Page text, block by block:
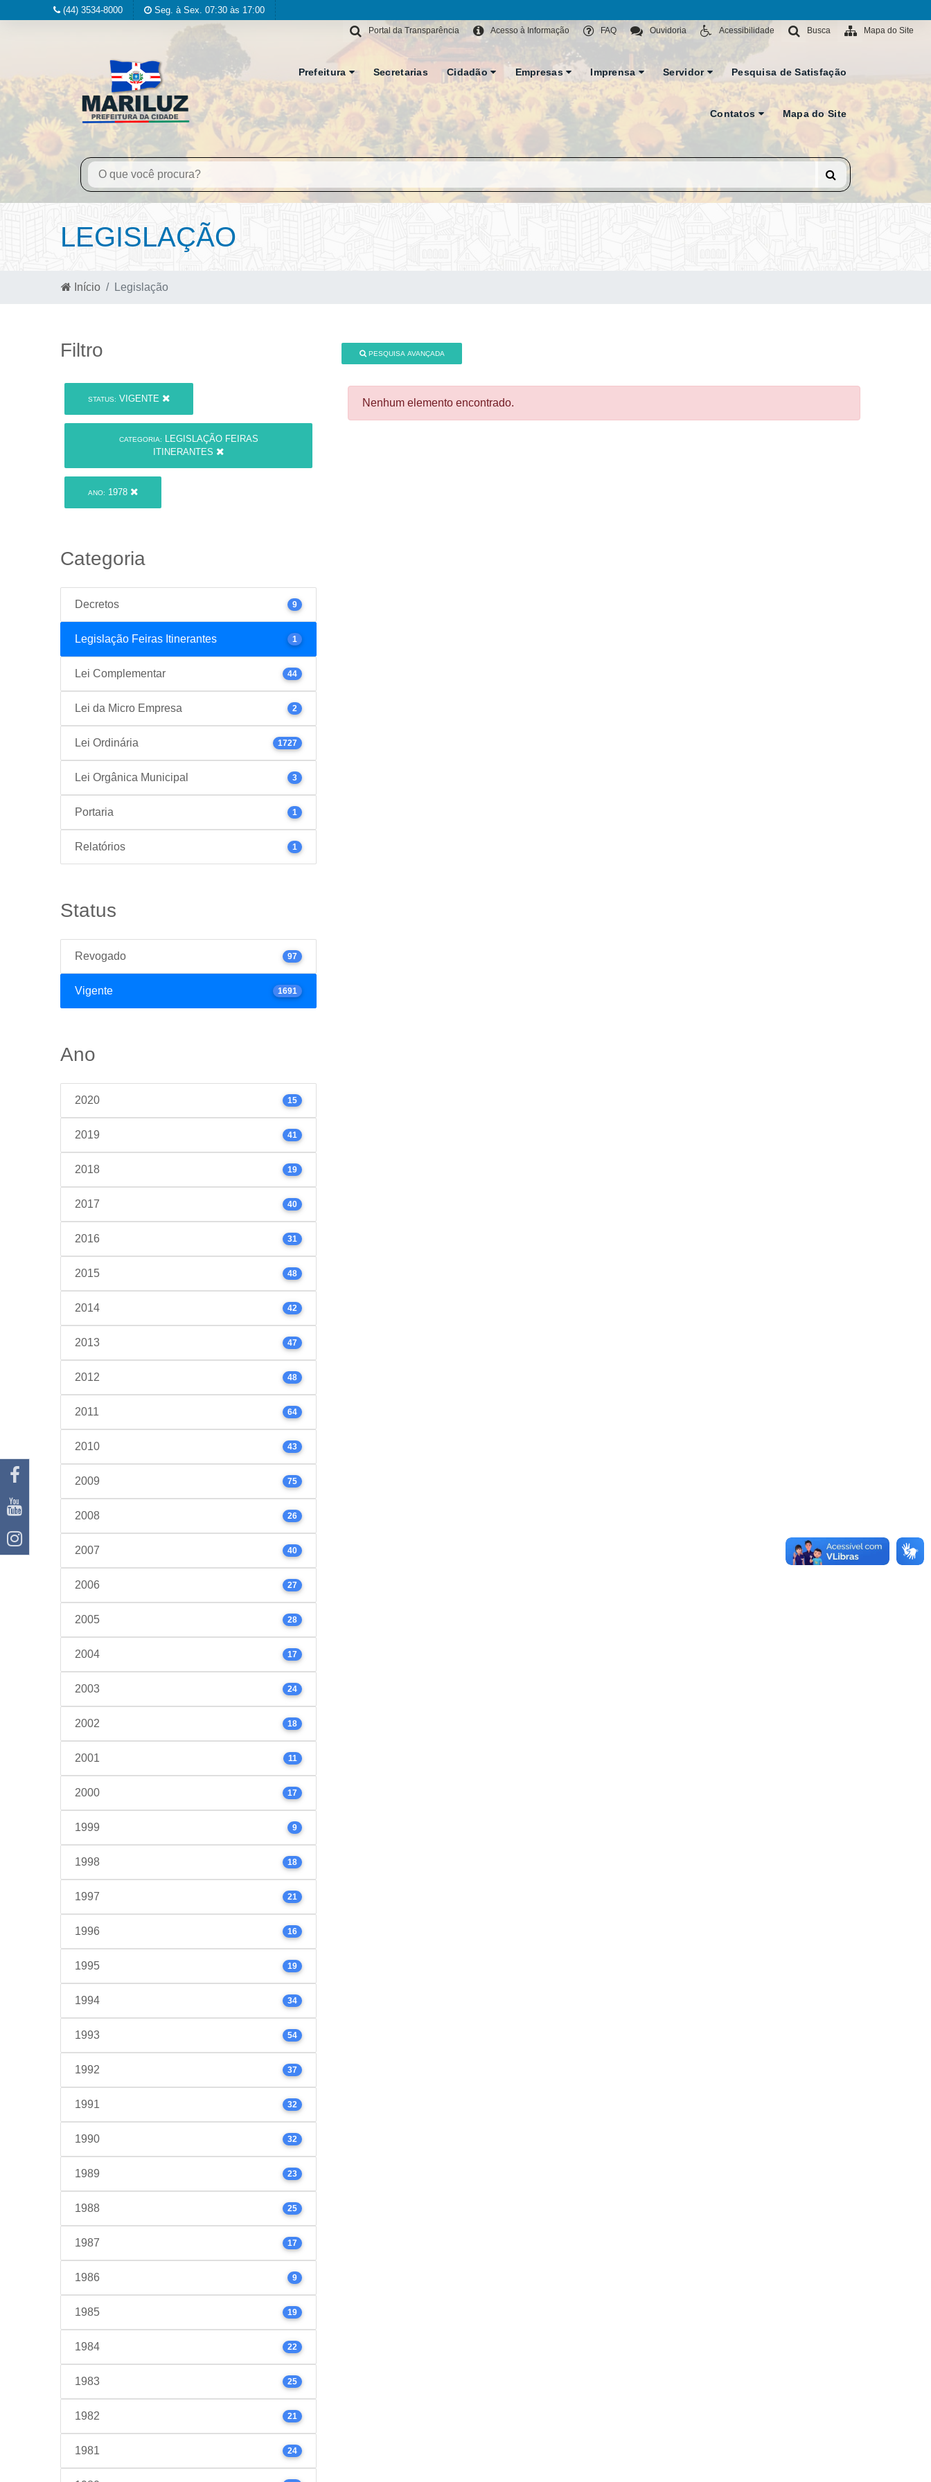
(44) 3534-8000 Seg. à Sex. 07:30 às 17:00
Mapa do Site
Busca
Acessibilidade
Ouvidoria
FAQ
Acesso à Informação
Portal da Transparência
Prefeitura Secretarias Cidadão Empresas Imprensa Servidor Pesquisa de Satisfação
Contatos Mapa do Site
LEGISLAÇÃO
Início Legislação
Filtro
STATUS: VIGENTE
CATEGORIA:
LEGISLAÇÃO FEIRAS
ITINERANTES
ANO: 1978
Categoria
Decretos 9
Legislação Feiras Itinerantes 1
Lei Complementar 44
Lei da Micro Empresa 2
Lei Ordinária 1727
Lei Orgânica Municipal 3
Portaria 1
Relatórios 1
Status
Revogado 97
Vigente 1691
Ano
2020 15
2019 41
2018 19
2017 40
2016 31
2015 48
2014 42
2013 47
2012 48
2011 64
2010 43
2009 75
2008 26
2007 40
2006 27
2005 28
2004 17
2003 24
2002 18
2001 11
2000 17
1999 9
1998 18
1997 21
1996 16
1995 19
1994 34
1993 54
1992 37
1991 32
1990 32
1989 23
1988 25
1987 17
1986 9
1985 19
1984 22
1983 25
1982 21
1981 24
PESQUISA AVANÇADA
Nenhum elemento encontrado.